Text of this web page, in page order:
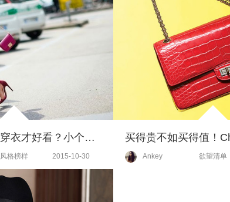
谁说非要大长腿穿衣才好看？小个子博主告诉你品位才最重要！
风格榜样 2015-10-30 Ankey 欲望清单